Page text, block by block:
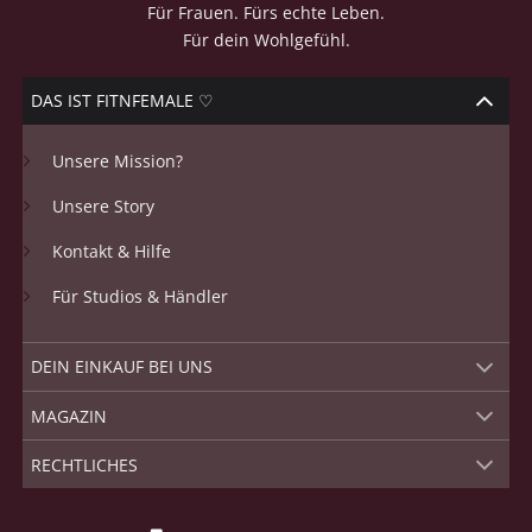
Für Frauen. Fürs echte Leben.
Für dein Wohlgefühl.
DAS IST FITNFEMALE ♡
Unsere Mission?
Unsere Story
Kontakt & Hilfe
Für Studios & Händler
DEIN EINKAUF BEI UNS
MAGAZIN
RECHTLICHES